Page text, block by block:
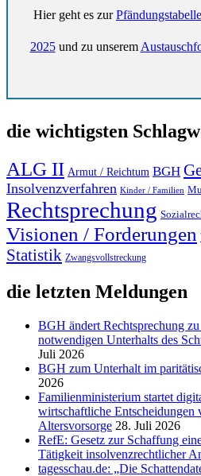
Hier geht es zur
2025und zu unserem
die wichtigsten
ALG II Armut / Reichtum BGH
Insolvenzverfahren Kinder / Familien
Rechtsprechung
Visionen / Forderungen
Statistik Zwangsvollstreckung
die letzten Meldungen
BGH ändert Rechtsprechung
notwendigen Unterhalts des
Juli 2026
BGH zum Unterhalt im
2026
Familienministerium startet
wirtschaftliche Entscheidungen
Altersvorsorge 28. Juli 2026
RefE: Gesetz zur Schaffung
Tätigkeit insolvenzrechtlicher
tagesschau.de: „Die